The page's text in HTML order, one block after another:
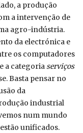
a produção
a intervenção de
agro-indústria.
da electrónica e
os computadores
a categoriaserviços
Basta pensar no
da
industrial
num mundo
unificados.